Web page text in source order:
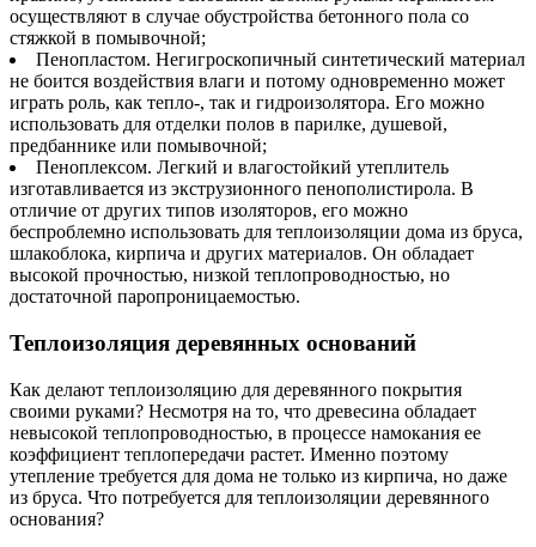
осуществляют в случае обустройства бетонного пола со
стяжкой в помывочной;
Пенопластом. Негигроскопичный синтетический материал
не боится воздействия влаги и потому одновременно может
играть роль, как тепло-, так и гидроизолятора. Его можно
использовать для отделки полов в парилке, душевой,
предбаннике или помывочной;
Пеноплексом. Легкий и влагостойкий утеплитель
изготавливается из экструзионного пенополистирола. В
отличие от других типов изоляторов, его можно
беспроблемно использовать для теплоизоляции дома из бруса,
шлакоблока, кирпича и других материалов. Он обладает
высокой прочностью, низкой теплопроводностью, но
достаточной паропроницаемостью.
Теплоизоляция деревянных оснований
Как делают теплоизоляцию для деревянного покрытия
своими руками? Несмотря на то, что древесина обладает
невысокой теплопроводностью, в процессе намокания ее
коэффициент теплопередачи растет. Именно поэтому
утепление требуется для дома не только из кирпича, но даже
из бруса. Что потребуется для теплоизоляции деревянного
основания?